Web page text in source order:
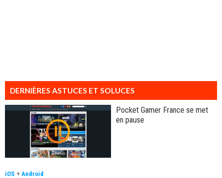
DERNIÈRES ASTUCES ET SOLUCES
Pocket Gamer France se met
en pause
iOS + Android